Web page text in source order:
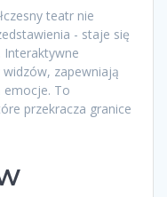
teatr nie
- staje się
Interaktywne
zapewniają
emocje. To
przekracza granice